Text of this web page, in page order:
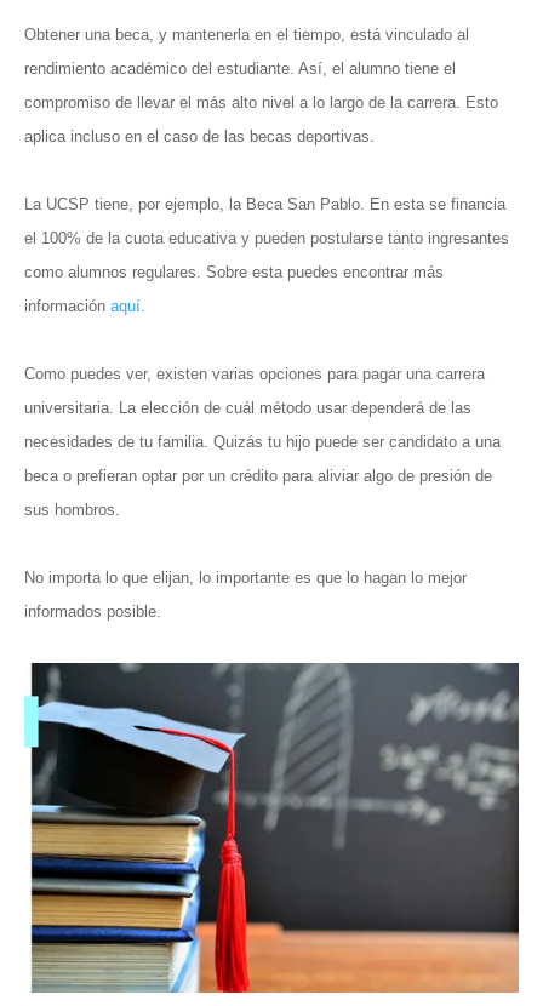
Obtener una beca, y mantenerla en el tiempo, está vinculado al
rendimiento académico del estudiante. Así, el alumno tiene el
compromiso de llevar el más alto nivel a lo largo de la carrera. Esto
aplica incluso en el caso de las becas deportivas.
La UCSP tiene, por ejemplo, la Beca San Pablo. En esta se financia
el 100% de la cuota educativa y pueden postularse tanto ingresantes
como alumnos regulares. Sobre esta puedes encontrar más
información aquí
Como puedes ver, existen varias opciones para pagar una carrera
universitaria. La elección de cuál método usar dependerá de las
necesidades de tu familia. Quizás tu hijo puede ser candidato a una
beca o prefieran optar por un crédito para aliviar algo de presión de
sus hombros.
No importa lo que elijan, lo importante es que lo hagan lo mejor
informados posible.